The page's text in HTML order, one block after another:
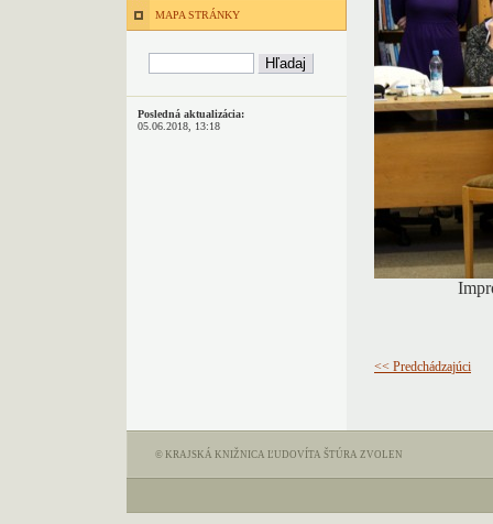
MAPA STRÁNKY
Posledná aktualizácia:
05.06.2018, 13:18
<< Predchádzajúci
© KRAJSKÁ KNIŽNICA ĽUDOVÍTA ŠTÚRA ZVOLEN